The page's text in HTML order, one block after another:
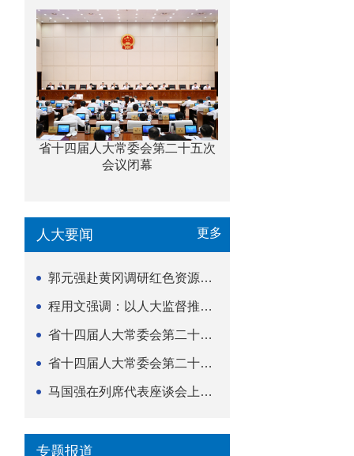
省十四届人大常委会第二十五次
会议闭幕
人大要闻 更多
郭元强赴黄冈调研红色资源保护传承立法等工作
程用文强调：以人大监督推动科技金融高质量发展
省十四届人大常委会第二十五次会议闭幕
省十四届人大常委会第二十五次会议举行
马国强在列席代表座谈会上强调 以精准履职筑牢荆楚...
专题报道